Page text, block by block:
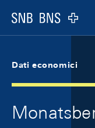
Logo
Dati economici